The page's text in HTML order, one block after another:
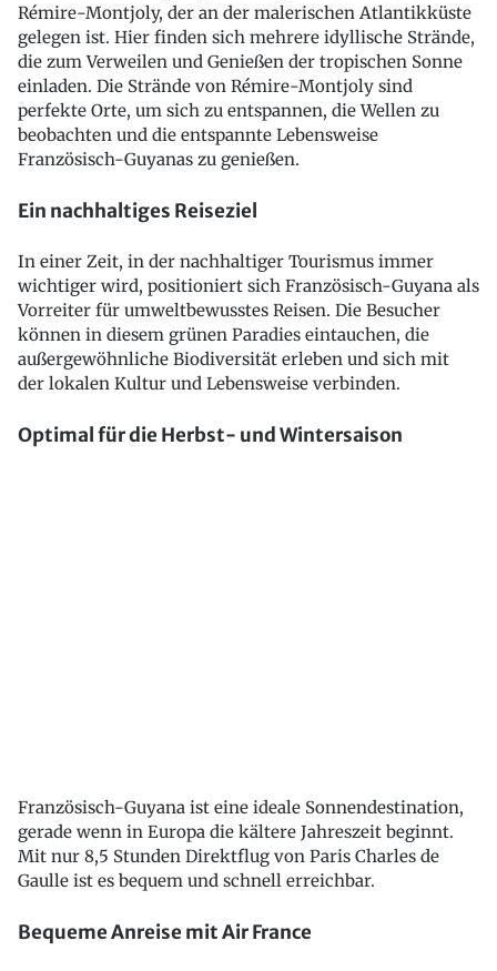
Rémire-Montjoly, der an der malerischen Atlantikküste
gelegen ist. Hier finden sich mehrere idyllische Strände,
die zum Verweilen und Genießen der tropischen Sonne
einladen. Die Strände von Rémire-Montjoly sind
perfekte Orte, um sich zu entspannen, die Wellen zu
beobachten und die entspannte Lebensweise
Französisch-Guyanas zu genießen.
Ein nachhaltiges Reiseziel
In einer Zeit, in der nachhaltiger Tourismus immer
wichtiger wird, positioniert sich Französisch-Guyana als
Vorreiter für umweltbewusstes Reisen. Die Besucher
können in diesem grünen Paradies eintauchen, die
außergewöhnliche Biodiversität erleben und sich mit
der lokalen Kultur und Lebensweise verbinden.
Optimal für die Herbst- und Wintersaison
Französisch-Guyana ist eine ideale Sonnendestination,
gerade wenn in Europa die kältere Jahreszeit beginnt.
Mit nur 8,5 Stunden Direktflug von Paris Charles de
Gaulle ist es bequem und schnell erreichbar.
Bequeme Anreise mit Air France